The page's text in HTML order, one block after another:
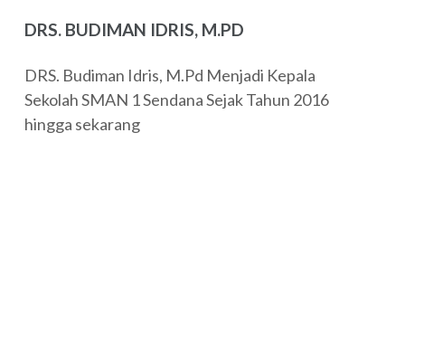
DRS. BUDIMAN IDRIS, M.PD
DRS. Budiman Idris, M.Pd Menjadi Kepala
Sekolah SMAN 1 Sendana Sejak Tahun 2016
hingga sekarang